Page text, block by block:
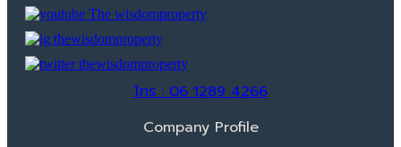
โทร : 06 1289 4266
Company Profile